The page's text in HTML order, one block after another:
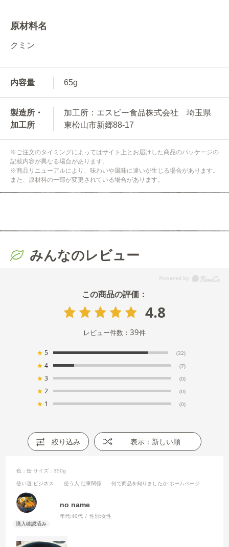
原材料名
クミン
内容量 65g
製造所・
加工所
加工所：エスビー食品株式会社 埼玉県
東松山市新郷88-17
※ご注文のタイミングによってはサイト上とお届けした商品のパッケージの
記載内容が異なる場合があります。
※商品リニューアルにより、味わいや風味に違いが生じる場合があります。
また、原材料の一部が変更されている場合があります。
みんなのレビュー
4.8
レビュー件数： 39件
★ 5 (32)
★ 4 (7)
★ 3 (0)
★ 2 (0)
★ 1 (0)
絞り込み 表示：新しい順
色：缶 サイズ：350g
使い道:ビジネス 使う人 :仕事関係 何で商品を知りましたか:ホームページ
no name
年代:40代 性別:女性